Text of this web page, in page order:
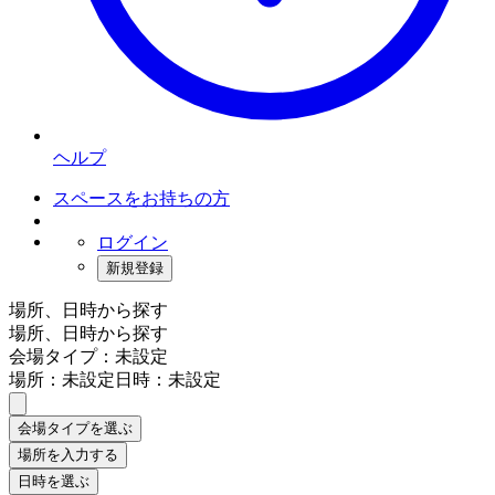
ヘルプ
スペースをお持ちの方
ログイン
新規登録
場所、日時から探す
場所、日時から探す
会場タイプ：未設定
場所：未設定日時：未設定
会場タイプを選ぶ
場所を入力する
日時を選ぶ